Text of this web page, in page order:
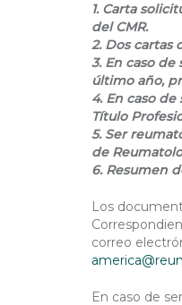
1. Carta
del CMR.
2. Dos cartas
3. En caso
último año,
4. En caso
Título
5. Ser
de
6. Resumen
Los
correo
En caso de